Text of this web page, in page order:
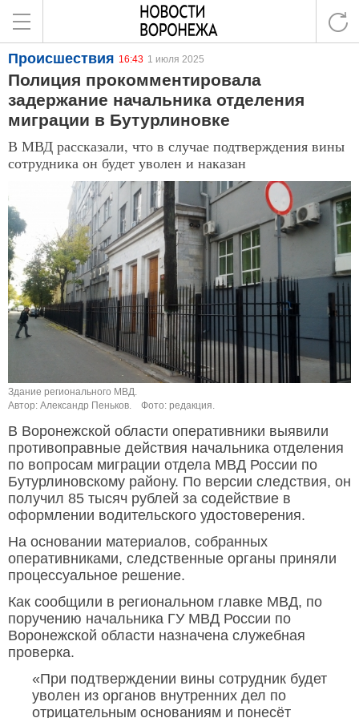
Происшествия 16:43 1 июля 2025
Полиция прокомментировала
задержание начальника отделения
миграции в Бутурлиновке
В МВД рассказали, что в случае подтверждения вины
сотрудника он будет уволен и наказан
Здание регионального МВД.
Автор: Александр Пеньков.
Фото: редакция.
В Воронежской области оперативники выявили
противоправные действия начальника отделения
по вопросам миграции отдела МВД России по
Бутурлиновскому району. По версии следствия, он
получил 85 тысяч рублей за содействие в
оформлении водительского удостоверения.
На основании материалов, собранных
оперативниками, следственные органы приняли
процессуальное решение.
Как сообщили в региональном главке МВД, по
поручению начальника ГУ МВД России по
Воронежской области назначена служебная
проверка.
«При подтверждении вины сотрудник будет
уволен из органов внутренних дел по
отрицательным основаниям и понесёт